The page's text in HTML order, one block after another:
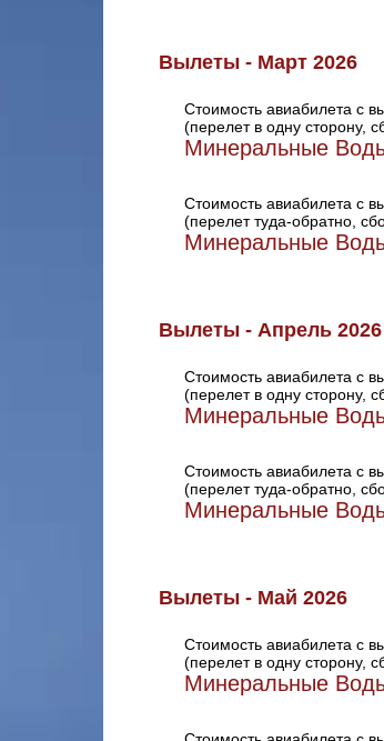
Вылеты - Март 2026
Стоимость авиабилета с
(перелет в одну сторону,
Минеральные
Стоимость авиабилета с
(перелет туда-обратно,
Минеральные
Вылеты - Апрель 2026
Стоимость авиабилета с
(перелет в одну сторону,
Минеральные
Стоимость авиабилета с
(перелет туда-обратно,
Минеральные
Вылеты - Май 2026
Стоимость авиабилета с
(перелет в одну сторону,
Минеральные